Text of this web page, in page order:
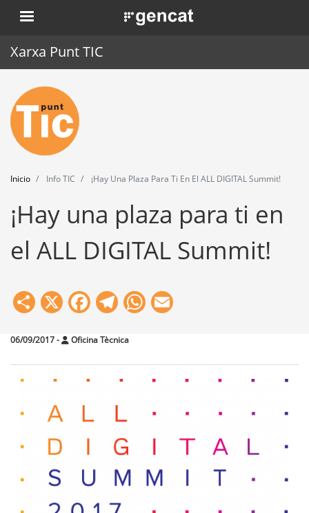
Pasar
al
. Obre en una nova finestra.
Xarxa Punt TIC
Inicio
Punt TIC
Actualidad
Agenda
Formación
Herramientas
Inicio Info TIC ¡Hay Una Plaza Para Ti En El ALL DIGITAL Summit!
¡Hay una plaza para ti en
el ALL DIGITAL Summit!
Share
X Facebook
Telegram
WhatsApp
06/09/2017- Oficina Tècnica